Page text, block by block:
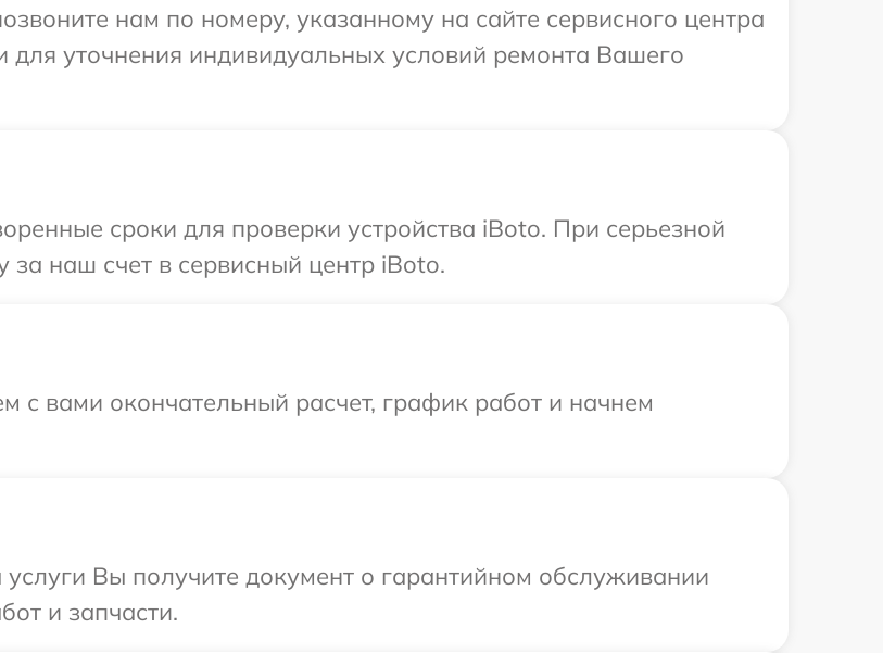
нам по номеру, указанному на сайте сервисного центра
уточнения индивидуальных условий ремонта Вашего
сроки для проверки устройства iBoto. При серьезной
наш счет в сервисный центр iBoto.
с вами окончательный расчет, график работ и начнем
Вы получите документ о гарантийном обслуживании
и запчасти.